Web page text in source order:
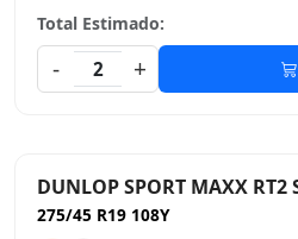
Total Estimado:
-
2 +
DUNLOP SPORT MAXX RT2
275/45 R19 108Y